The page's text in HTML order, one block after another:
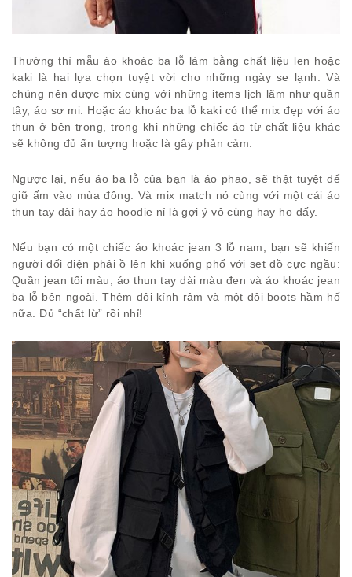
Thường thì mẫu áo khoác ba lỗ làm bằng chất liệu len hoặc
kaki là hai lựa chọn tuyệt vời cho những ngày se lạnh. Và
chúng nên được mix cùng với những items lịch lãm như quần
tây, áo sơ mi. Hoặc áo khoác ba lỗ kaki có thể mix đẹp với áo
thun ở bên trong, trong khi những chiếc áo từ chất liệu khác
sẽ không đủ ấn tượng hoặc là gây phản cảm.
Ngược lại, nếu áo ba lỗ của bạn là áo phao, sẽ thật tuyệt để
giữ ấm vào mùa đông. Và mix match nó cùng với một cái áo
thun tay dài hay áo hoodie nỉ là gợi ý vô cùng hay ho đấy.
Nếu bạn có một chiếc áo khoác jean 3 lỗ nam, bạn sẽ khiến
người đối diện phải ồ lên khi xuống phố với set đồ cực ngầu:
Quần jean tối màu, áo thun tay dài màu đen và áo khoác jean
ba lỗ bên ngoài. Thêm đôi kính râm và một đôi boots hầm hố
nữa. Đủ “chất lừ” rồi nhỉ!